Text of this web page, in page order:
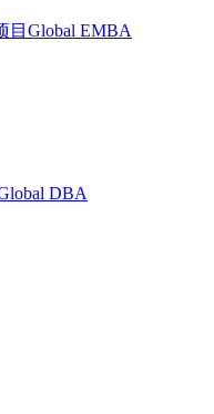
目Global EMBA
DBA